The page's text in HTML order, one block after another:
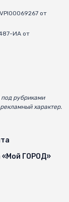
от
ИА от
рубриками
характер.
«Мой ГОРОД»